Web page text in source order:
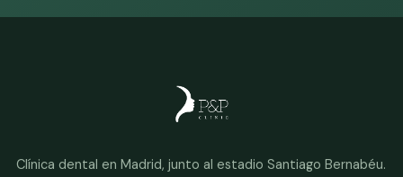
Clínica dental en Madrid, junto al estadio Santiago Bernabéu.